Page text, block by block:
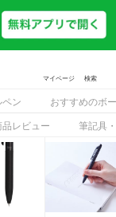
マイページ 検索
ン
おすすめのボ
レビュー 筆記具